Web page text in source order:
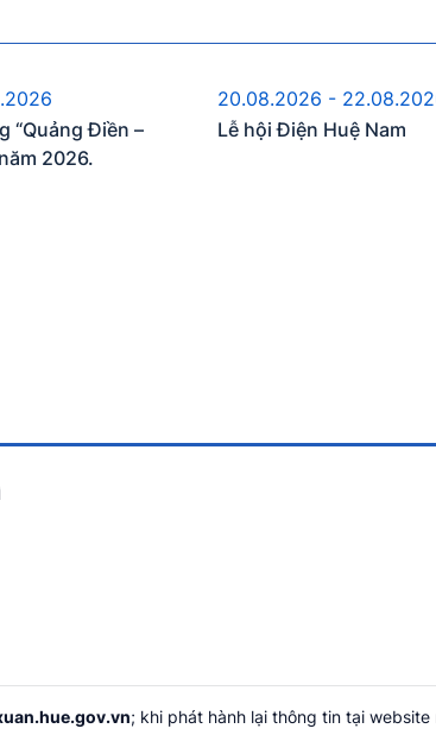
diễn ra
“Quảng Điền –
2026.
Sự kiện sắp
20.08.2026 -
Lễ hội Điện Huệ Nam
; khi phát hành lại thông tin tại website